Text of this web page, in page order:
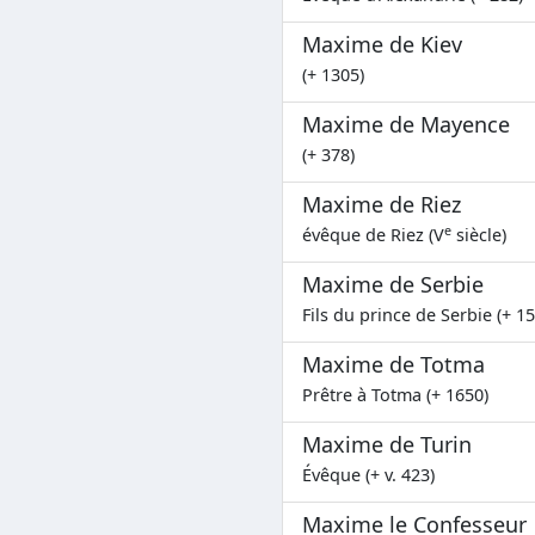
Maxime de Kiev
(+ 1305)
Maxime de Mayence
(+ 378)
Maxime de Riez
évêque de Riez (Ve siècle)
Maxime de Serbie
Fils du prince de Serbie (+
Maxime de Totma
Prêtre à Totma (+ 1650)
Maxime de Turin
Évêque (+ v. 423)
Maxime le Confesseur